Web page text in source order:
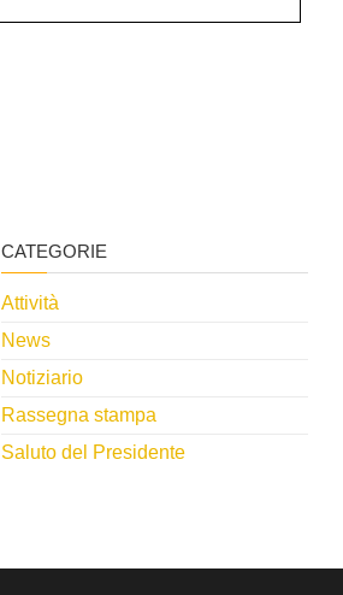
CATEGORIE
Attività
News
Notiziario
Rassegna stampa
Saluto del Presidente